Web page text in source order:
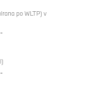
po WLTP) v
-
-